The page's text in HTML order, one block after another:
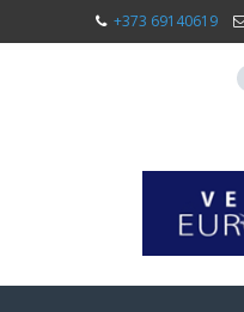
+373 69140619